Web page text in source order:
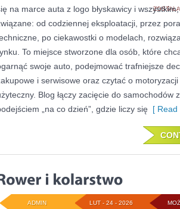
na marce auta z logo błyskawicy i
od codziennej eksploatacji, przez
po ciekawostki o modelach,
To miejsce stworzone dla osób, które
swoje auto, podejmować trafniejsze
i serwisowe oraz czytać o
Blog łączy zacięcie do samochodów z
„na co dzień”, gdzie liczy się [ Read
LUT - 24 - 2026
ADMIN